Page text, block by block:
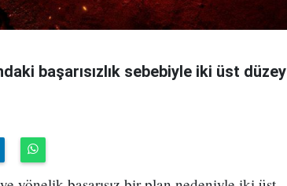
başarısızlık sebebiyle iki üst düzey